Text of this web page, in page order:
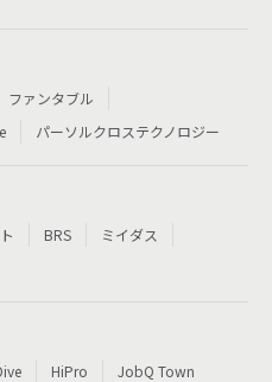
ファンタブル
パーソルクロステクノロジー
BRS
ミイダス
HiPro JobQ Town